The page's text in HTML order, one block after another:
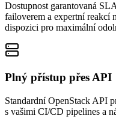
Dostupnost garantovaná
failoverem a expertní reakcí
dispozici pro maximální
Plný přístup přes API
Standardní OpenStack API
s vašimi CI/CD pipelines a